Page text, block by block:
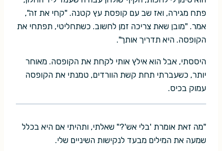
פתח מגירה, ואז שב עם קופסת עץ קטנה. "קחי את זה",
אמר. "מובן שאת צריכה זמן לחשוב. כשתחליטי, תפתחי את
הקופסה. היא תדריך אותך".
היססתי, אבל הוא אילץ אותי לקחת את הקופסה. מאוחר
יותר, כשעברתי תחת קשת הוורדים, טמנתי את הקופסה
עמוק בכיס.
"מה זאת אומרת 'בלי אש'?" שאלתי, ותהיתי אם היא בכלל
שמעה את המילים מבעד לנקישות השיניים שלי.